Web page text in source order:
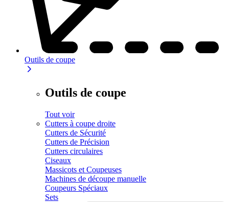
Outils de coupe
Outils de coupe
Tout voir
Cutters à coupe droite
Cutters de Sécurité
Cutters de Précision
Cutters circulaires
Ciseaux
Massicots et Coupeuses
Machines de découpe manuelle
Coupeurs Spéciaux
Sets